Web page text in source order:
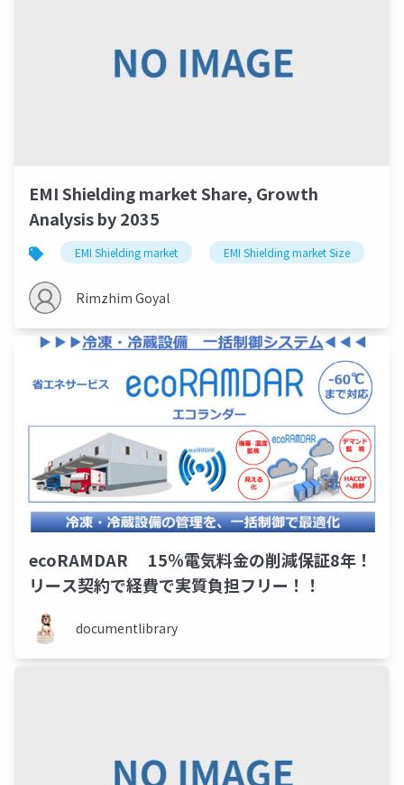
EMI Shielding market Share, Growth
Analysis by 2035
EMI Shielding market EMI Shielding market Size
Rimzhim Goyal
ecoRAMDAR 15％電気料金の削減保証8年！
リース契約で経費で実質負担フリー！！
documentlibrary